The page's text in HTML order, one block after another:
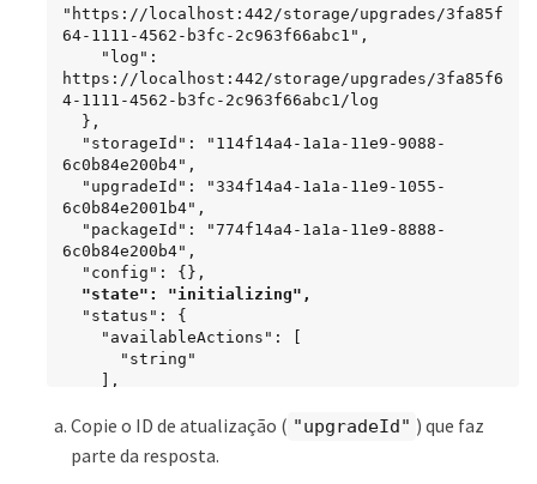
"https://localhost:442/storage/upgrades/3fa85f
64-1111-4562-b3fc-2c963f66abc1",
https://localhost:442/storage/upgrades/3fa85f6
4-1111-4562-b3fc-2c963f66abc1/log
6c0b84e200b4",
6c0b84e2001b4",
6c0b84e200b4",
"state": "initializing",
    "nodeDetails": [
        "message": "string",
Copie o ID de atualização ( "upgradeId" ) que faz
parte da resposta.